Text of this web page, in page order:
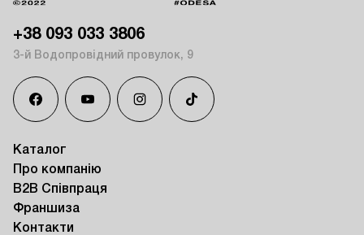
+38 093 033 3806
3-й Водопровідний провулок, 9
Каталог
Про компанію
B2B Співпраця
Франшиза
Контакти